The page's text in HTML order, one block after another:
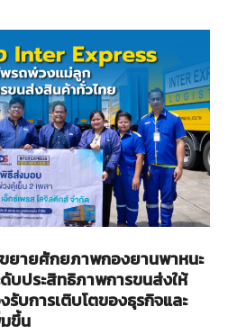
ยายศักยภาพกองยานพาหนะ
บประสิทธิภาพการขนส่งให้
รับการเติบโตของธุรกิจและ
ขึ้น